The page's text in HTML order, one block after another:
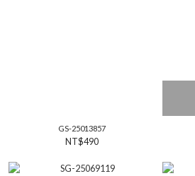
GS-25013857
NT$490